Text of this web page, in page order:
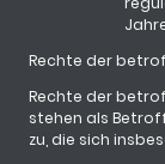
Rechte der
Rechte der
stehen als
zu, die sich